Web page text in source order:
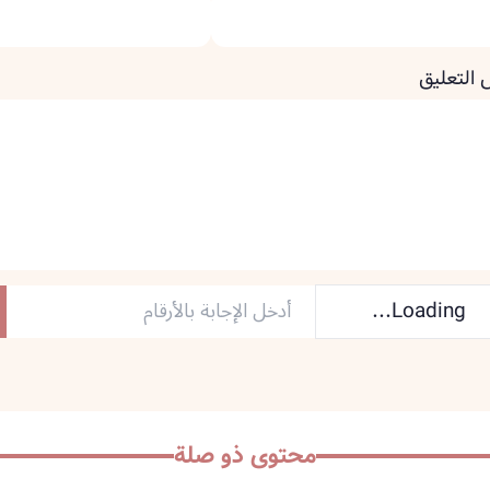
التعليق
Loading...
محتوى ذو صلة